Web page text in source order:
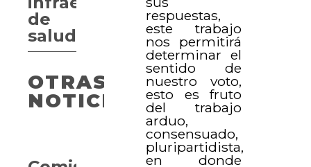
respuestas,
este trabajo
nos permitirá
determinar el
sentido de
nuestro voto,
esto es fruto
del trabajo
arduo,
consensuado,
pluripartidista,
en donde
de
salud
OTRAS
NOTICIAS